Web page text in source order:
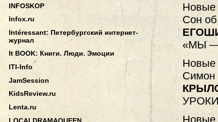
Новые
Сон об
«МЫ
Новые
Симон
Новые
INFOSKOP
Infox.ru
Intéressant: Петербургский интернет-
журнал
It BOOK: Книги. Люди. Эмоции
ITI-Info
JamSession
KidsReview.ru
Lenta.ru
LOCALDRAMAQUEEN